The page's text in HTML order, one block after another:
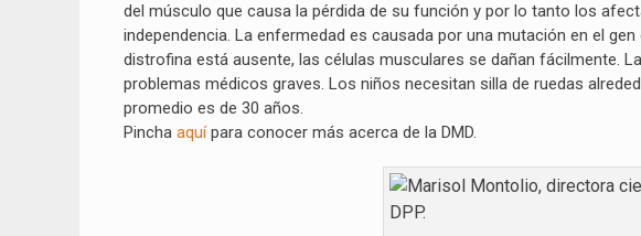
del músculo que causa la pérdida de su función y por lo tanto los
independencia. La enfermedad es causada por una mutación en el
distrofina está ausente, las células musculares se dañan fácilmente.
problemas médicos graves. Los niños necesitan silla de ruedas
promedio es de 30 años.
Pincha aquípara conocer más acerca de la DMD.